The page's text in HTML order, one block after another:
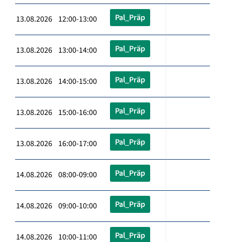
13.08.2026 12:00-13:00 Pal_Präp
13.08.2026 13:00-14:00 Pal_Präp
13.08.2026 14:00-15:00 Pal_Präp
13.08.2026 15:00-16:00 Pal_Präp
13.08.2026 16:00-17:00 Pal_Präp
14.08.2026 08:00-09:00 Pal_Präp
14.08.2026 09:00-10:00 Pal_Präp
14.08.2026 10:00-11:00 Pal_Präp